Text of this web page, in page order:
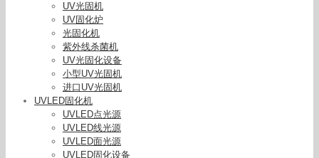
UV光固机
UV固化炉
光固化机
紫外线杀菌机
UV光固化设备
小型UV光固机
进口UV光固机
UVLED固化机
UVLED点光源
UVLED线光源
UVLED面光源
UVLED固化设备